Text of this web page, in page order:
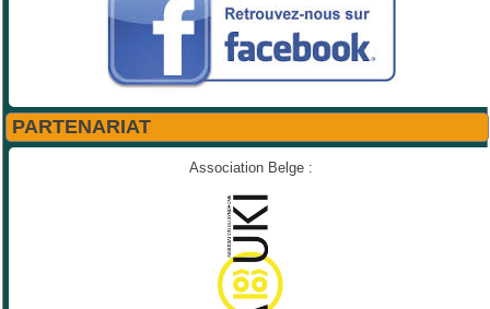
PARTENARIAT
Association Belge :